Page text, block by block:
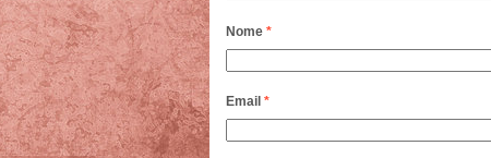
Nome *
Email *